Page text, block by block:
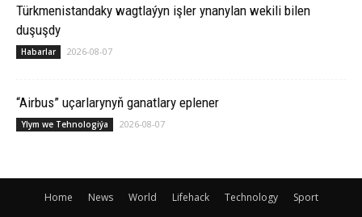
Türkmenistandaky wagtlaýyn işler ynanylan wekili bilen
duşuşdy
Habarlar 2026-08-07
“Airbus” uçarlarynyň ganatlary eplener
Ylym we Tehnologiýa 2026-08-07
Home News World Lifehack Technology Sport